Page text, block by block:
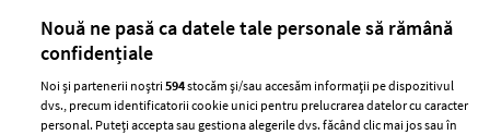
Nouă ne pasă ca datele tale personale să rămână
confidențiale
Noi și partenerii noștri594stocăm și/sau accesăm informații pe dispozitivul
dvs., precum identificatorii cookie unici pentru prelucrarea datelor cu caracter
personal. Puteți accepta sau gestiona alegerile dvs. făcând clic mai jos sau în